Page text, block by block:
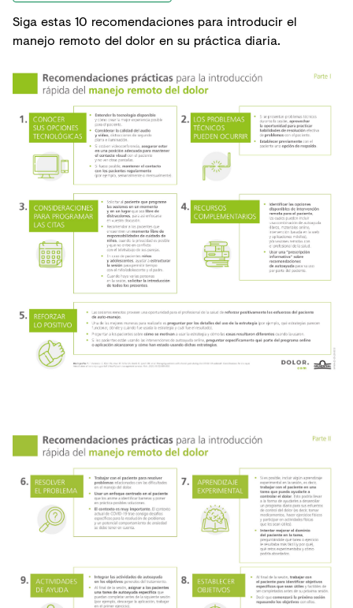
Siga estas 10 recomendaciones para introducir el
manejo remoto del dolor en su práctica diaria.